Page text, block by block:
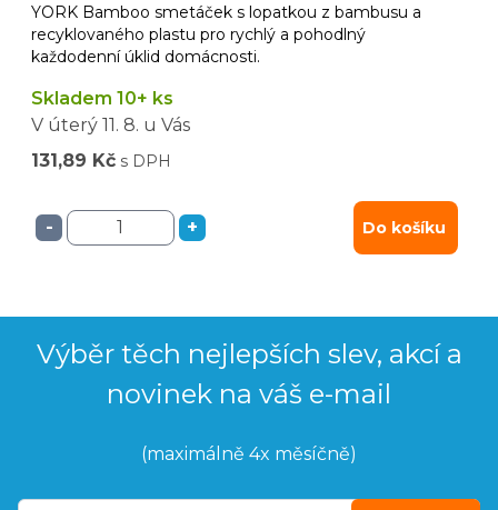
YORK Bamboo smetáček s lopatkou z bambusu a
recyklovaného plastu pro rychlý a pohodlný
každodenní úklid domácnosti.
Skladem 10+ ks
V úterý 11. 8. u Vás
131,89 Kč s DPH
- + Do košíku
Výběr těch nejlepších slev, akcí a
novinek na váš e-mail
(maximálně 4x měsíčně)